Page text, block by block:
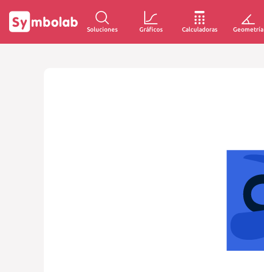
Soluciones Gráficos Calculadoras Geometría